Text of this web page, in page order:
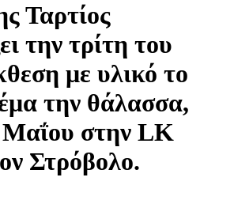
Ταρτίος
την τρίτη του
με υλικό το
την θάλασσα,
Μαΐου στην LK
Στρόβολο.